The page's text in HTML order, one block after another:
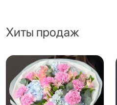
Хиты продаж